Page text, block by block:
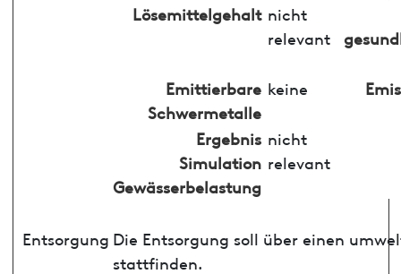
Lösemittelgehalt nicht
relevant
Emittierbare
Schwermetalle
keine
Ergebnis
Simulation
Gewässerbelastung
nicht
relevant
Entsorgung Die Entsorgung soll über einen
stattfinden.